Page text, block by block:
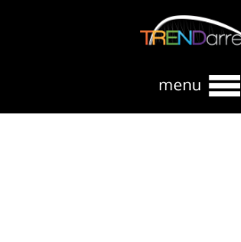
Questo sito utilizza cookie, anche di
navigazione acconsenti all’ utilizzo